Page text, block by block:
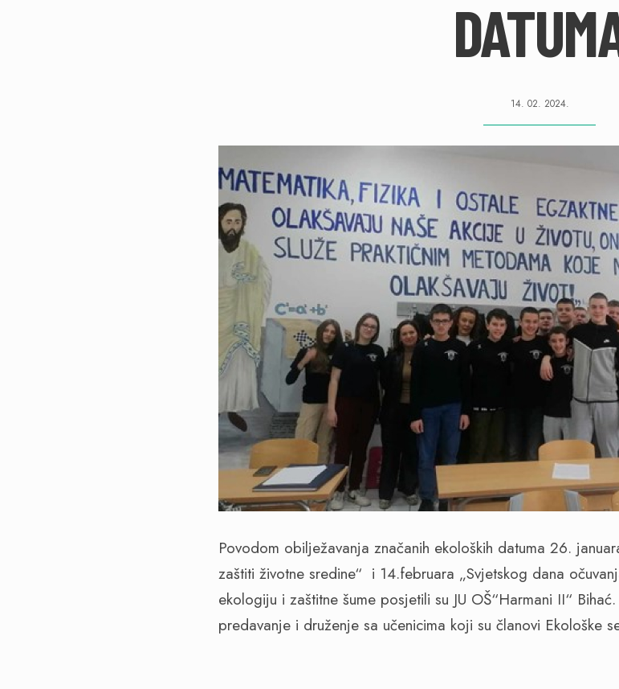
14. 02. 2024.
Povodom obilježavanja značanih ekoloških datuma 26.
zaštiti životne sredine“ i 14.februara „Svjetskog dana
ekologiju i zaštitne šume posjetili su JU OŠ“Harmani II“
predavanje i druženje sa učenicima koji su članovi Ekološke